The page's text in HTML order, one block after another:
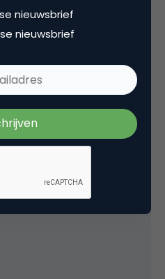
Verkopers zoeken
geval precies
In beide gevallen
nieuwsbrief
nieuwsbrief